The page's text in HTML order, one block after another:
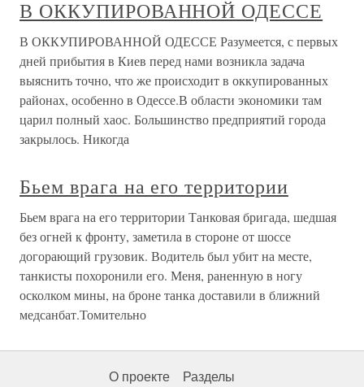
В ОККУПИРОВАННОЙ ОДЕССЕ
В ОККУПИРОВАННОЙ ОДЕССЕ Разумеется, с первых
дней прибытия в Киев перед нами возникла задача
выяснить точно, что же происходит в оккупированных
районах, особенно в Одессе.В области экономики там
царил полный хаос. Большинство предприятий города
закрылось. Никогда
Бьем врага на его территории
Бьем врага на его территории Танковая бригада, шедшая
без огней к фронту, заметила в стороне от шоссе
догорающий грузовик. Водитель был убит на месте,
танкисты похоронили его. Меня, раненную в ногу
осколком мины, на броне танка доставили в ближний
медсанбат.Томительно
О проекте Разделы